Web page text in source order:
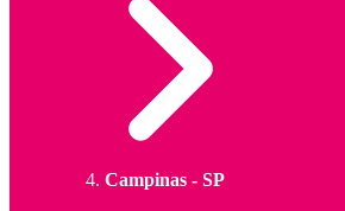
Campinas - SP